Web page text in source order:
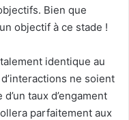
Bien que
objectif à ce stade !
identique au
ne soient
taux d’engament
parfaitement aux